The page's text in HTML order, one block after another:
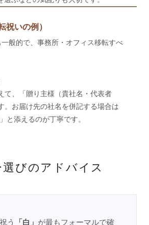
祝いの例）
一般的で、事務所・オフィス移転すべ
、「贈り主様（貴社名・代表者
。お届け先の社名を併記する場合は
と添えるのが丁寧です。
選びのアドバイス
う 「白」 が最もフォーマルで確